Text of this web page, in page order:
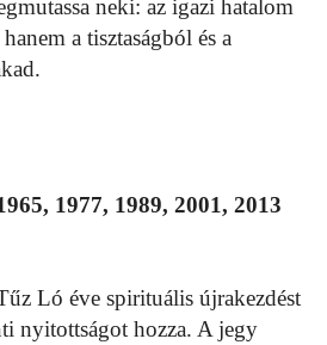
neki: az igazi hatalom
a tisztaságból és a
1977, 1989, 2001, 2013
Ló éve spirituális újrakezdést
nyitottságot hozza. A jegy